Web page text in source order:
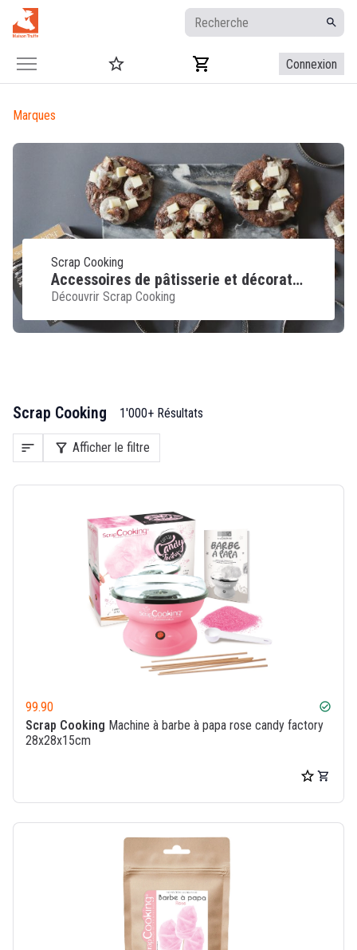
Connexion
Marques
Scrap Cooking
Accessoires de pâtisserie et décoration pour créations créat
Découvrir Scrap Cooking
Scrap Cooking 1'000+ Résultats
sort filter_alt Afficher le filtre
99.90 check_circle
Scrap Cooking Machine à barbe à papa rose candy factory
28x28x15cm